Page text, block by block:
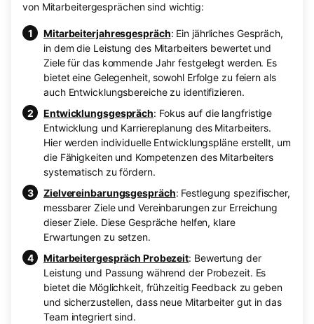
von Mitarbeitergesprächen sind wichtig:
Mitarbeiterjahresgespräch: Ein jährliches Gespräch,
in dem die Leistung des Mitarbeiters bewertet und
Ziele für das kommende Jahr festgelegt werden. Es
bietet eine Gelegenheit, sowohl Erfolge zu feiern als
auch Entwicklungsbereiche zu identifizieren.
Entwicklungsgespräch: Fokus auf die langfristige
Entwicklung und Karriereplanung des Mitarbeiters.
Hier werden individuelle Entwicklungspläne erstellt, um
die Fähigkeiten und Kompetenzen des Mitarbeiters
systematisch zu fördern.
Zielvereinbarungsgespräch: Festlegung spezifischer,
messbarer Ziele und Vereinbarungen zur Erreichung
dieser Ziele. Diese Gespräche helfen, klare
Erwartungen zu setzen.
Mitarbeitergespräch Probezeit: Bewertung der
Leistung und Passung während der Probezeit. Es
bietet die Möglichkeit, frühzeitig Feedback zu geben
und sicherzustellen, dass neue Mitarbeiter gut in das
Team integriert sind.